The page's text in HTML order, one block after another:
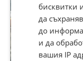
бисквитки
да
до
и да
вашия IP